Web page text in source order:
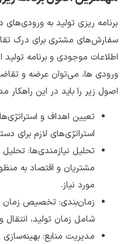
برنامه ریزی تولید به
اطلاعات موجودی و برنامه تولید
ورودی ها، می‌توان عرضه و
اصول زیر را باید در این راهکار
تعیین اهداف و
استراتژی‌های لازم برای
تحلیل نیازمندی‌ها: تحلیل
مشتریان و اقتصاد به
مورد نیاز.
زمان‌بندی: تخصیص زمان
شامل زمان تولید،
مدیریت منابع: بهینه‌سازی